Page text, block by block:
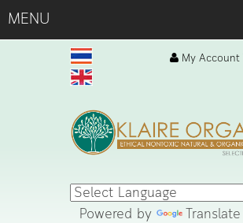
My Account
Powered by Translate